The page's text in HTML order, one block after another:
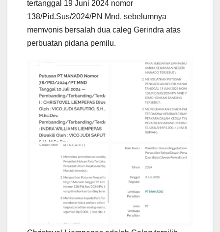
tertanggal 19 Juni 2024 nomor
138/Pid.Sus/2024/PN Mnd, sebelumnya
memvonis bersalah dua caleg Gerindra atas
perbuatan pidana pemilu.